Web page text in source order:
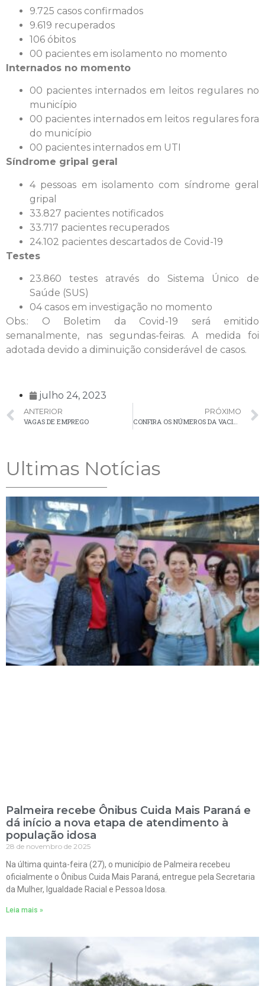
9.725 casos confirmados
9.619 recuperados
106 óbitos
00 pacientes em isolamento no momento
Internados no momento
00 pacientes internados em leitos regulares no
município
00 pacientes internados em leitos regulares fora
do município
00 pacientes internados em UTI
Síndrome gripal geral
4 pessoas em isolamento com síndrome geral
gripal
33.827 pacientes notificados
33.717 pacientes recuperados
24.102 pacientes descartados de Covid-19
Testes
23.860 testes através do Sistema Único de
Saúde (SUS)
04 casos em investigação no momento
Obs.: O Boletim da Covid-19 será emitido
semanalmente, nas segundas-feiras. A medida foi
adotada devido a diminuição considerável de casos.
julho 24, 2023
ANTERIOR
VAGAS DE EMPREGO
PRÓXIMO
CONFIRA OS NÚMEROS DA VACINAÇÃO CONTRA A COVID-19 EM PALMEIRA
Ultimas Notícias
Palmeira recebe Ônibus Cuida Mais Paraná e
dá início a nova etapa de atendimento à
população idosa
28 de novembro de 2025
Na última quinta-feira (27), o município de Palmeira recebeu
oficialmente o Ônibus Cuida Mais Paraná, entregue pela Secretaria
da Mulher, Igualdade Racial e Pessoa Idosa.
Leia mais »